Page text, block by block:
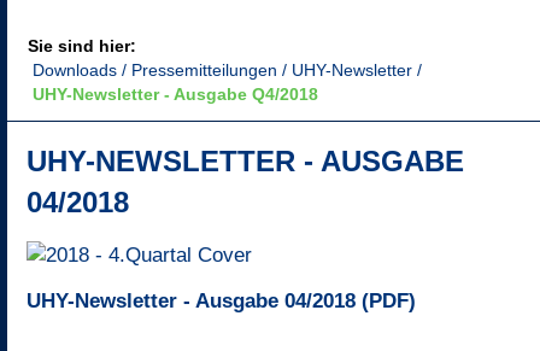
Sie sind hier:
Downloads
Pressemitteilungen
UHY-Newsletter
UHY-Newsletter - Ausgabe Q4/2018
UHY-NEWSLETTER - AUSGABE
04/2018
UHY-Newsletter - Ausgabe 04/2018 (PDF)